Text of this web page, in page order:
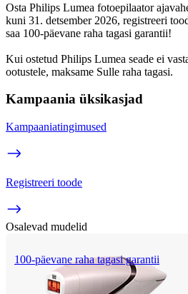
Osta Philips Lumea fotoepilaator
kuni 31. detsember 2026, registreeri
saa 100-päevane raha tagasi garantii!
Kui ostetud Philips Lumea seade ei
ootustele, maksame Sulle raha tagasi.
Kampaania üksikasjad
Kampaaniatingimused
Registreeri toode
Osalevad mudelid
100-päevane raha tagasi garantii